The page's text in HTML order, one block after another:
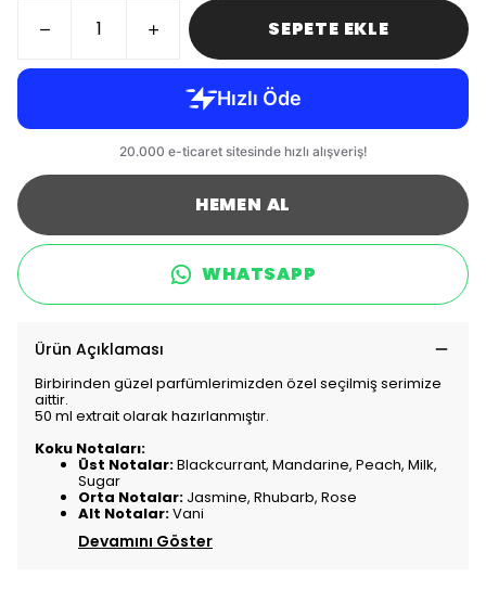
SEPETE EKLE
HEMEN AL
WHATSAPP
Ürün Açıklaması
Birbirinden güzel parfümlerimizden özel seçilmiş serimize
aittir.
50 ml extrait olarak hazırlanmıştır.
Koku Notaları:
Üst Notalar:Blackcurrant, Mandarine, Peach, Milk,
Sugar
Orta Notalar: Jasmine, Rhubarb, Rose
Alt Notalar:Vani
Devamını Göster